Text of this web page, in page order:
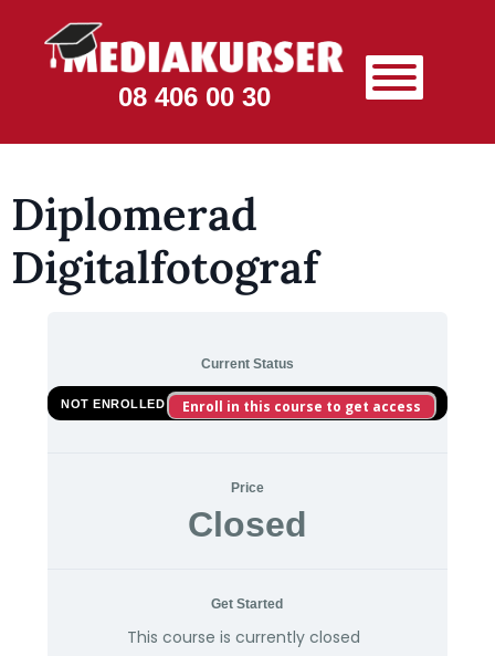
08 406 00 30
Diplomerad
Digitalfotograf
Current Status
NOT ENROLLED Enroll in this course to get access
Price
Closed
Get Started
This course is currently closed